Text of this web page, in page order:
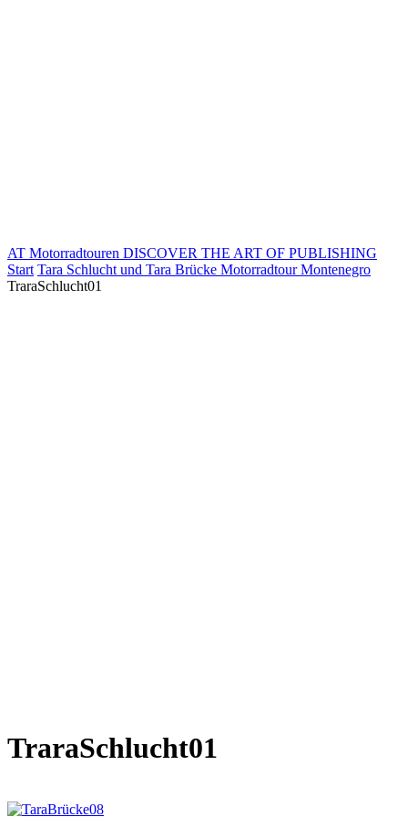
AT Motorradtouren DISCOVER THE ART OF PUBLISHING
Start Tara Schlucht und Tara Brücke Motorradtour Montenegro
TraraSchlucht01
TraraSchlucht01